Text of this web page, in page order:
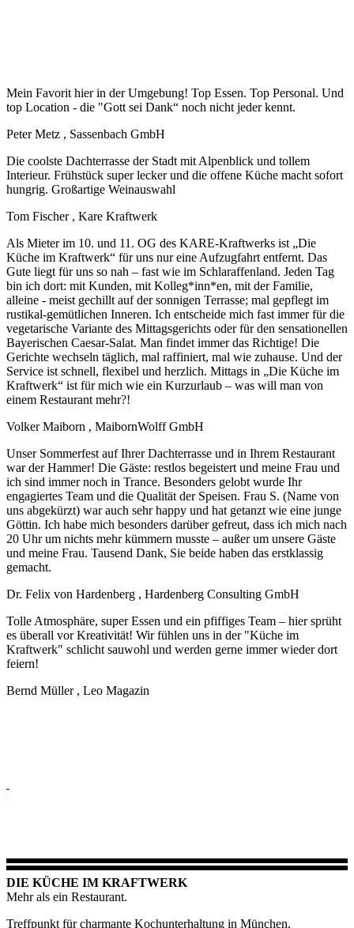
Mein Favorit hier in der Umgebung! Top Essen. Top Personal. Und
top Location - die "Gott sei Dank“ noch nicht jeder kennt.
Peter Metz , Sassenbach GmbH
Die coolste Dachterrasse der Stadt mit Alpenblick und tollem
Interieur. Frühstück super lecker und die offene Küche macht sofort
hungrig. Großartige Weinauswahl
Tom Fischer , Kare Kraftwerk
Als Mieter im 10. und 11. OG des KARE-Kraftwerks ist „Die
Küche im Kraftwerk“ für uns nur eine Aufzugfahrt entfernt. Das
Gute liegt für uns so nah – fast wie im Schlaraffenland. Jeden Tag
bin ich dort: mit Kunden, mit Kolleg*inn*en, mit der Familie,
alleine - meist gechillt auf der sonnigen Terrasse; mal gepflegt im
rustikal-gemütlichen Inneren. Ich entscheide mich fast immer für die
vegetarische Variante des Mittagsgerichts oder für den sensationellen
Bayerischen Caesar-Salat. Man findet immer das Richtige! Die
Gerichte wechseln täglich, mal raffiniert, mal wie zuhause. Und der
Service ist schnell, flexibel und herzlich. Mittags in „Die Küche im
Kraftwerk“ ist für mich wie ein Kurzurlaub – was will man von
einem Restaurant mehr?!
Volker Maiborn , MaibornWolff GmbH
Unser Sommerfest auf Ihrer Dachterrasse und in Ihrem Restaurant
war der Hammer! Die Gäste: restlos begeistert und meine Frau und
ich sind immer noch in Trance. Besonders gelobt wurde Ihr
engagiertes Team und die Qualität der Speisen. Frau S. (Name von
uns abgekürzt) war auch sehr happy und hat getanzt wie eine junge
Göttin. Ich habe mich besonders darüber gefreut, dass ich mich nach
20 Uhr um nichts mehr kümmern musste – außer um unsere Gäste
und meine Frau. Tausend Dank, Sie beide haben das erstklassig
gemacht.
Dr. Felix von Hardenberg , Hardenberg Consulting GmbH
Tolle Atmosphäre, super Essen und ein pfiffiges Team – hier sprüht
es überall vor Kreativität! Wir fühlen uns in der "Küche im
Kraftwerk" schlicht sauwohl und werden gerne immer wieder dort
feiern!
Bernd Müller , Leo Magazin
DIE KÜCHE IM KRAFTWERK
Mehr als ein Restaurant.
Treffpunkt für charmante Kochunterhaltung in München.